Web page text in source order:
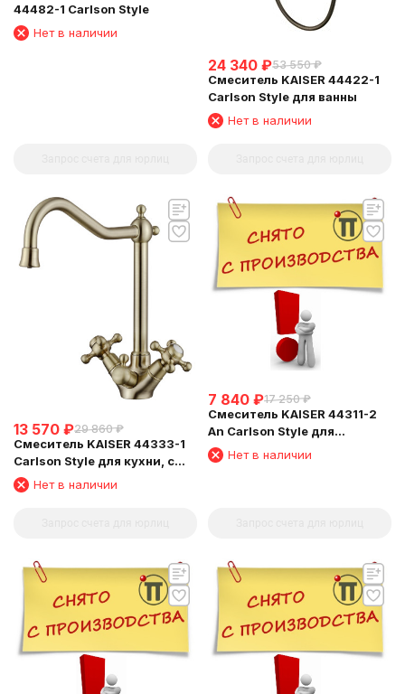
44482-1 Carlson Style
Нет в наличии
24 340 ₽53 550 ₽
Смеситель KAISER 44422-1
Carlson Style для ванны
Нет в наличии
13 570 ₽29 860 ₽
Смеситель KAISER 44333-1
Carlson Style для кухни, с
краном для питьевой воды,
бронзовый
Нет в наличии
7 840 ₽17 250 ₽
Смеситель KAISER 44311-2
An Carlson Style для
раковины
Нет в наличии